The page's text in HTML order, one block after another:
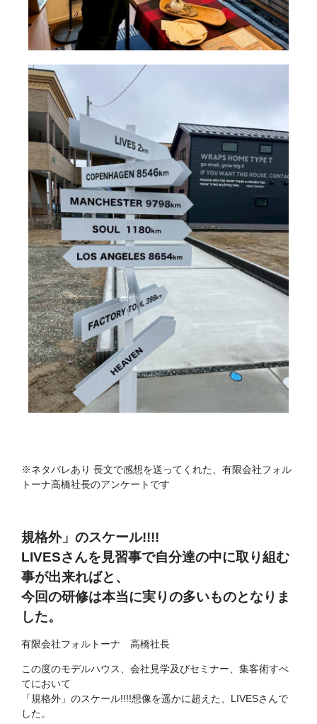
※ネタバレあり 長文で感想を送ってくれた、有限会社フォル
トーナ高橋社長のアンケートです
規格外」のスケール!!!!
LIVESさんを見習事で自分達の中に取り組む
事が出来ればと、
今回の研修は本当に実りの多いものとなりま
した。
有限会社フォルトーナ 高橋社長
この度のモデルハウス、会社見学及びセミナー、集客術すべ
てにおいて
「規格外」のスケール!!!!想像を遥かに超えた、LIVESさんで
した。